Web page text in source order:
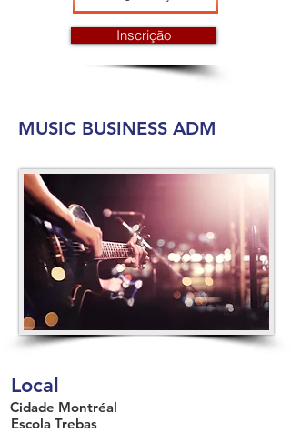
Inscrição
MUSIC BUSINESS ADM
Local
Cidade Montréal
Escola Trebas